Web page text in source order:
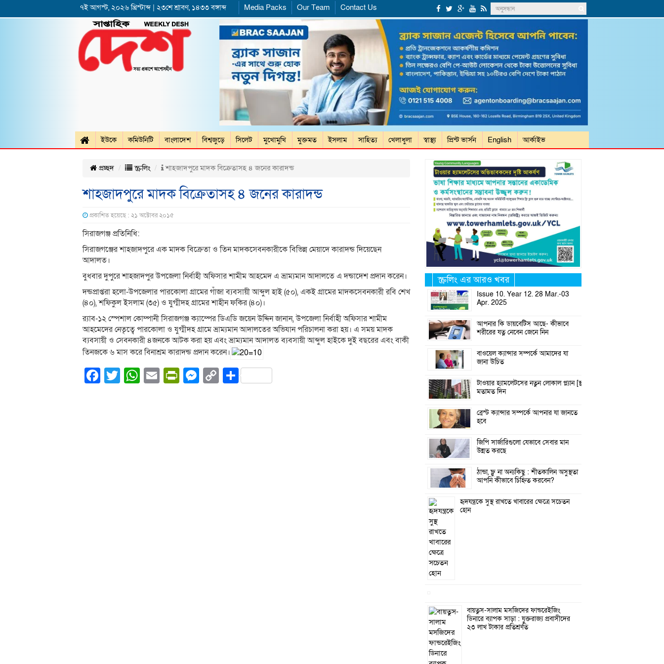
৭ই আগস্ট, ২০২৬ খ্রিস্টাব্দ | ২৩শে শ্রাবণ, ১৪৩৩ বঙ্গাব্দ Media Packs Our Team Contact Us
ইউকে কমিউনিটি বাংলাদেশ বিশ্বজুড়ে সিলেট মুখোমুখি মুক্তমত ইসলাম সাহিত্য খেলাধুলা স্বাস্থ্য প্রিন্ট ভার্সন English আর্কাইভ
প্রচ্ছদ স্ক্রলিং শাহজাদপুরে মাদক বিক্রেতাসহ ৪ জনের কারাদন্ড
শাহজাদপুরে মাদক বিক্রেতাসহ ৪ জনের কারাদন্ড
প্রকাশিত হয়েছে : ২১ অক্টোবর ২০১৫
সিরাজগঞ্জ প্রতিনিধি:
সিরাজগঞ্জের শাহজাদপুরে এক মাদক বিক্রেতা ও তিন মাদকসেবনকারীকে বিভিন্ন মেয়াদে কারাদন্ড দিয়েছেন
আদালত।
বুধবার দুপুরে শাহজাদপুর উপজেলা নির্বাহী অফিসার শামীম আহমেদ এ ভ্রাম্যমান আদালতে এ দন্ডাদেশ প্রদান করেন।
দন্ডপ্রাপ্তরা হলো-উপজেলার পারকোলা গ্রামের গাঁজা ব্যবসায়ী আব্দুল হাই (৫০), একই গ্রামের মাদকসেবনকারী রবি শেখ
(৪০), শফিকুল ইসলাম (৩৫) ও যুগ্মীদহ গ্রামের শাহীন ফকির (৪০)।
র‌্যাব-১২ স্পেশাল কোম্পানী সিরাজগঞ্জ ক্যাম্পের ডিএডি জয়েন উদ্দিন জানান, উপজেলা নির্বাহী অফিসার শামীম
আহমেদের নেতৃত্বে পারকোলা ও যুগ্মীদহ গ্রামে ভ্রাম্যমান আদালতের অভিযান পরিচালনা করা হয়। এ সময় মাদক
ব্যবসায়ী ও সেবনকারী ৪জনকে আটক করা হয় এবং ভ্রাম্যমান আদালত ব্যবসায়ী আব্দুল হাইকে দুই বছরের এবং বাকী
তিনজকে ৬ মাস করে বিনাশ্রম কারাদন্ড প্রদান করেন।
Facebook
Twitter
WhatsApp
EmailPrintFriendly
Messenger
CopyShare
স্ক্রলিং এর আরও খবর
Issue 10. Year 12. 28 Mar.-03
Apr. 2025
আপনার কি ডায়বেটিস আছে- কীভাবে
শরীরের যত্ন নেবেন জেনে নিন
বাওয়েল ক্যান্সার সম্পর্কে আমাদের যা
জানা উচিত
টাওয়ার হ্যামলেটসের নতুন লোকাল প্ল্যান [স্থানীয় পরিকল্পনা]:
মতামত দিন
ব্রেস্ট ক্যান্সার সম্পর্কে আপনার যা জানতে
হবে
জিপি সার্জারিগুলো যেভাবে সেবার মান
উন্নত করছে
ঠান্ডা, ফ্লু না অন্যকিছু : শীতকালিন অসুস্থতা
আপনি কীভাবে চিহ্নিত করবেন?
হৃদযন্ত্রকে সুস্থ রাখতে খাবারের ক্ষেত্রে সচেতন
হোন
বায়তুস-সালাম মসজিদের ফান্ডরেইজিং
ডিনারে ব্যাপক সাড়া : যুক্তরাজ্য প্রবাসীদের
২৩ লাখ টাকার প্রতিশ্রুতি